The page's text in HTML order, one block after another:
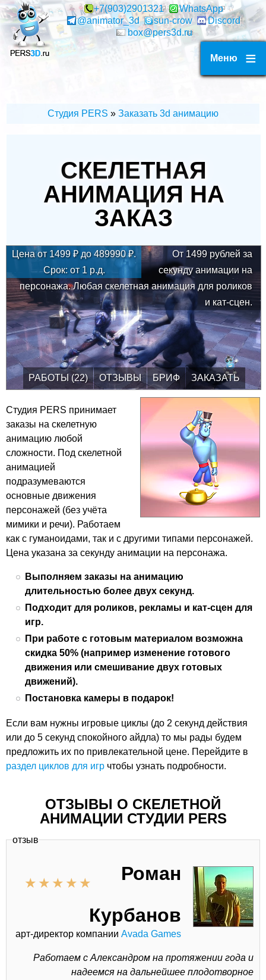
Перейти
к
основному
содержанию
+7(903)2901321
WhatsApp
@animator_3d
sun-crow
Discord
box@pers3d.ru
Меню
Студия PERS Заказать 3d анимацию
СКЕЛЕТНАЯ
АНИМАЦИЯ НА
ЗАКАЗ
Цена от 1499₽ до489990₽.
Срок: от 1 р.д.
От 1499 рублей за
секунду анимации на
персонажа. Любая скелетная анимация для роликов
и кат-сцен.
РАБОТЫ (22) ОТЗЫВЫ БРИФ ЗАКАЗАТЬ
Студия PERS принимает
заказы на скелетную
анимацию любой
сложности. Под скелетной
анимацией
подразумеваются
основные движения
персонажей (без учёта
мимики и речи). Работаем
как с гуманоидами, так и с другими типами персонажей.
Цена указана за секунду анимации на персонажа.
Выполняем заказы на анимацию
длительностью более двух секунд.
Подходит для роликов, рекламы и кат-сцен для
игр.
При работе с готовым материалом возможна
скидка 50% (например изменение готового
движения или смешивание двух готовых
движений).
Постановка камеры в подарок!
Если вам нужны игровые циклы (до 2 секунд действия
или до 5 секунд спокойного айдла) то мы рады будем
предложить их по привлекательной цене. Перейдите в
раздел циклов для игр чтобы узнать подробности.
ОТЗЫВЫ О СКЕЛЕТНОЙ
АНИМАЦИИ СТУДИИ PERS
отзыв
Роман
Курбанов
арт-директор компании Avada Games
Работаем с Александром на протяжении года и
надеемся на дальнейшее плодотворное